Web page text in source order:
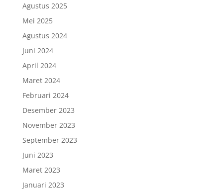
Agustus 2025
Mei 2025
Agustus 2024
Juni 2024
April 2024
Maret 2024
Februari 2024
Desember 2023
November 2023
September 2023
Juni 2023
Maret 2023
Januari 2023